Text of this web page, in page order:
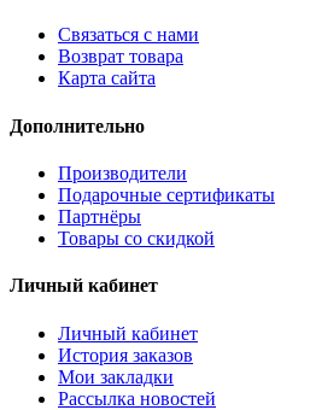
Связаться с нами
Возврат товара
Карта сайта
Дополнительно
Производители
Подарочные сертификаты
Партнёры
Товары со скидкой
Личный кабинет
Личный кабинет
История заказов
Мои закладки
Рассылка новостей